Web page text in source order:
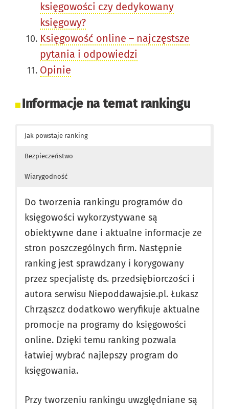
księgowości czy dedykowany
księgowy?
Księgowość online – najczęstsze
pytania i odpowiedzi
Opinie
Informacje na temat rankingu
Jak powstaje ranking
Bezpieczeństwo
Wiarygodność
Do tworzenia rankingu programów do
księgowości wykorzystywane są
obiektywne dane i aktualne informacje ze
stron poszczególnych firm. Następnie
ranking jest sprawdzany i korygowany
przez specjalistę ds. przedsiębiorczości i
autora serwisu Niepoddawajsie.pl. Łukasz
Chrząszcz dodatkowo weryfikuje aktualne
promocje na programy do księgowości
online. Dzięki temu ranking pozwala
łatwiej wybrać najlepszy program do
księgowania.
Przy tworzeniu rankingu uwzględniane są